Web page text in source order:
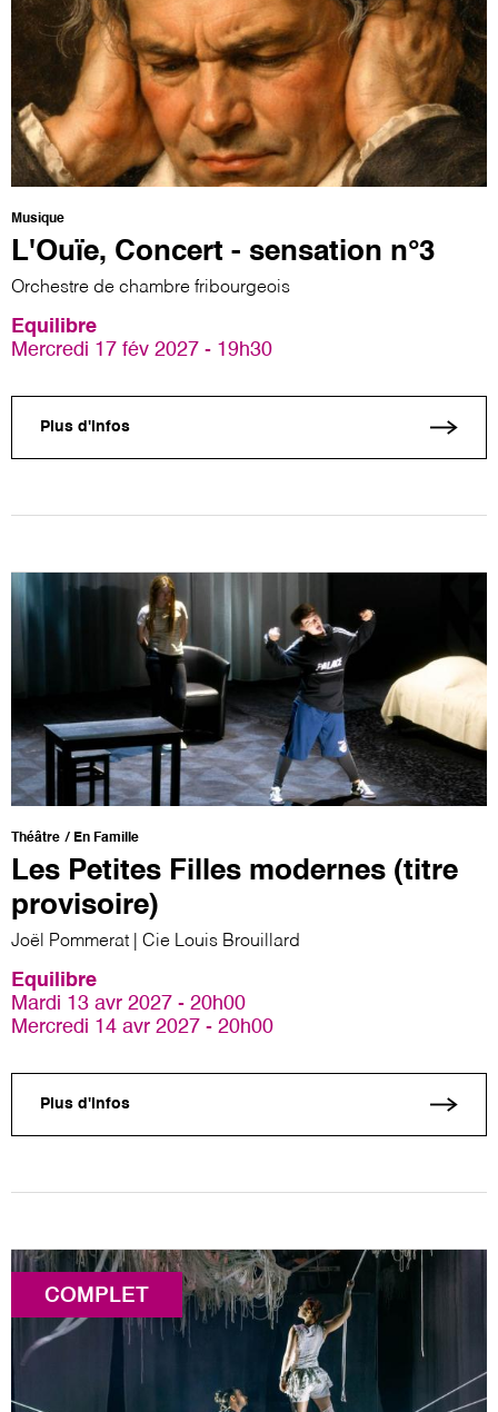
Musique
L'Ouïe, Concert - sensation n°3
Orchestre de chambre fribourgeois
Equilibre
Mercredi 17 fév 2027 - 19h30
Plus d'infos
Théâtre En Famille
Les Petites Filles modernes (titre
provisoire)
Joël Pommerat | Cie Louis Brouillard
Equilibre
Mardi 13 avr 2027 - 20h00
Mercredi 14 avr 2027 - 20h00
Plus d'infos
COMPLET